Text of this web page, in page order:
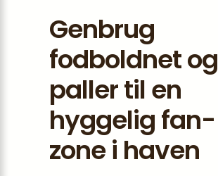
Genbrug
fodboldnet og
paller til en
hyggelig fan-
zone i haven